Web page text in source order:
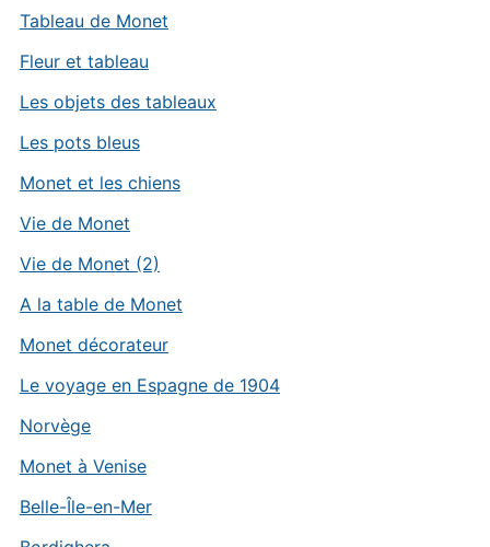
Tableau de Monet
Fleur et tableau
Les objets des tableaux
Les pots bleus
Monet et les chiens
Vie de Monet
Vie de Monet (2)
A la table de Monet
Monet décorateur
Le voyage en Espagne de 1904
Norvège
Monet à Venise
Belle-Île-en-Mer